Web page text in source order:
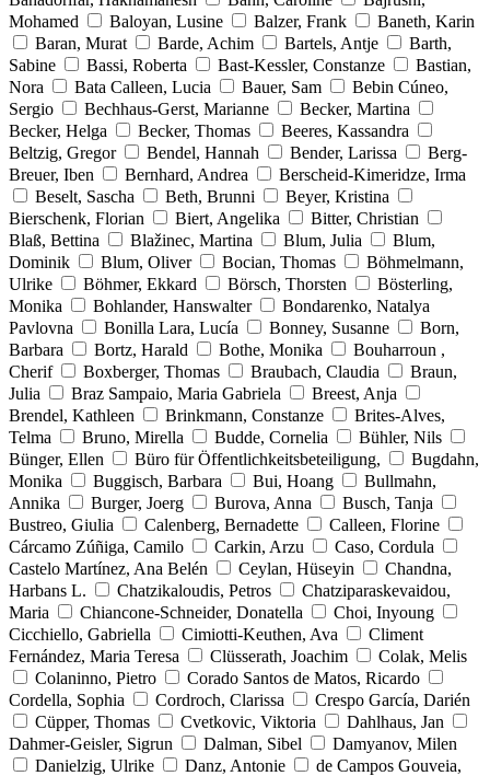
Mohamed
Baloyan, Lusine Balzer, Frank
Baneth, Karin
Baran, Murat
Barde, Achim Bartels, Antje
Barth,
Sabine
Bassi, Roberta Bast-Kessler, Constanze
Bastian,
Nora
Bata Calleen, Lucia Bauer, Sam
Bebin Cúneo,
Sergio
Bechhaus-Gerst, Marianne
Becker, Martina
Becker, Helga
Becker, Thomas
Beeres, Kassandra
Beltzig, Gregor
Bendel, Hannah Bender, Larissa
Berg-
Breuer, Iben
Bernhard, Andrea
Berscheid-Kimeridze, Irma
Beselt, Sascha
Beth, Brunni
Beyer, Kristina
Bierschenk, Florian
Biert, Angelika
Bitter, Christian
Blaß, Bettina
Blažinec, Martina Blum, Julia
Blum,
Dominik
Blum, Oliver Bocian, Thomas
Böhmelmann,
Ulrike
Böhmer, Ekkard Börsch, Thorsten
Bösterling,
Monika
Bohlander, Hanswalter
Bondarenko, Natalya
Pavlovna
Bonilla Lara, Lucía Bonney, Susanne
Born,
Barbara
Bortz, Harald Bothe, Monika
Bouharroun ,
Cherif
Boxberger, Thomas Braubach, Claudia
Braun,
Julia
Braz Sampaio, Maria Gabriela
Breest, Anja
Brendel, Kathleen
Brinkmann, Constanze
Brites-Alves,
Telma
Bruno, Mirella Budde, Cornelia
Bühler, Nils
Bünger, Ellen
Büro für Öffentlichkeitsbeteiligung,
Bugdahn,
Monika
Buggisch, Barbara Bui, Hoang
Bullmahn,
Annika
Burger, Joerg Burova, Anna
Busch, Tanja
Bustreo, Giulia
Calenberg, Bernadette
Calleen, Florine
Cárcamo Zúñiga, Camilo
Carkin, Arzu
Caso, Cordula
Castelo Martínez, Ana Belén
Ceylan, Hüseyin
Chandna,
Harbans L.
Chatzikaloudis, Petros
Chatziparaskevaidou,
Maria
Chiancone-Schneider, Donatella
Choi, Inyoung
Cicchiello, Gabriella
Cimiotti-Keuthen, Ava
Climent
Fernández, Maria Teresa
Clüsserath, Joachim
Colak, Melis
Colaninno, Pietro
Corado Santos de Matos, Ricardo
Cordella, Sophia
Cordroch, Clarissa
Crespo García, Darién
Cüpper, Thomas
Cvetkovic, Viktoria
Dahlhaus, Jan
Dahmer-Geisler, Sigrun
Dalman, Sibel
Damyanov, Milen
Danielzig, Ulrike
Danz, Antonie
de Campos Gouveia,